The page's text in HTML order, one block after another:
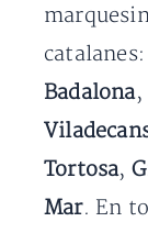
catalanes:
Badalona,
Tortosa,
Mar. En